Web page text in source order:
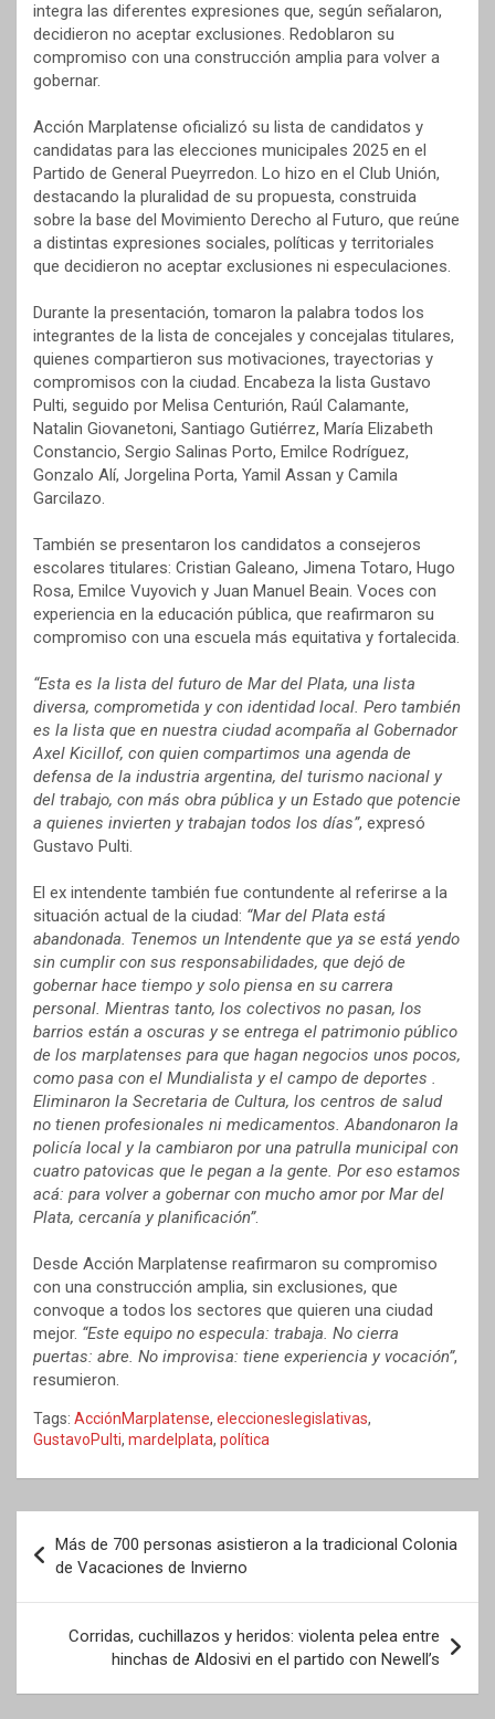
integra las diferentes expresiones que, según señalaron,
decidieron no aceptar exclusiones. Redoblaron su
compromiso con una construcción amplia para volver a
gobernar.
Acción Marplatense oficializó su lista de candidatos y
candidatas para las elecciones municipales 2025 en el
Partido de General Pueyrredon. Lo hizo en el Club Unión,
destacando la pluralidad de su propuesta, construida
sobre la base del Movimiento Derecho al Futuro, que reúne
a distintas expresiones sociales, políticas y territoriales
que decidieron no aceptar exclusiones ni especulaciones.
Durante la presentación, tomaron la palabra todos los
integrantes de la lista de concejales y concejalas titulares,
quienes compartieron sus motivaciones, trayectorias y
compromisos con la ciudad. Encabeza la lista Gustavo
Pulti, seguido por Melisa Centurión, Raúl Calamante,
Natalin Giovanetoni, Santiago Gutiérrez, María Elizabeth
Constancio, Sergio Salinas Porto, Emilce Rodríguez,
Gonzalo Alí, Jorgelina Porta, Yamil Assan y Camila
Garcilazo.
También se presentaron los candidatos a consejeros
escolares titulares: Cristian Galeano, Jimena Totaro, Hugo
Rosa, Emilce Vuyovich y Juan Manuel Beain. Voces con
experiencia en la educación pública, que reafirmaron su
compromiso con una escuela más equitativa y fortalecida.
“Esta es la lista del futuro de Mar del Plata, una lista
diversa, comprometida y con identidad local. Pero también
es la lista que en nuestra ciudad acompaña al Gobernador
Axel Kicillof, con quien compartimos una agenda de
defensa de la industria argentina, del turismo nacional y
del trabajo, con más obra pública y un Estado que potencie
a quienes invierten y trabajan todos los días”, expresó
Gustavo Pulti.
El ex intendente también fue contundente al referirse a la
situación actual de la ciudad: “Mar del Plata está
abandonada. Tenemos un Intendente que ya se está yendo
sin cumplir con sus responsabilidades, que dejó de
gobernar hace tiempo y solo piensa en su carrera
personal. Mientras tanto, los colectivos no pasan, los
barrios están a oscuras y se entrega el patrimonio público
de los marplatenses para que hagan negocios unos pocos,
como pasa con el Mundialista y el campo de deportes .
Eliminaron la Secretaria de Cultura, los centros de salud
no tienen profesionales ni medicamentos. Abandonaron la
policía local y la cambiaron por una patrulla municipal con
cuatro patovicas que le pegan a la gente. Por eso estamos
acá: para volver a gobernar con mucho amor por Mar del
Plata, cercanía y planificación”.
Desde Acción Marplatense reafirmaron su compromiso
con una construcción amplia, sin exclusiones, que
convoque a todos los sectores que quieren una ciudad
mejor. “Este equipo no especula: trabaja. No cierra
puertas: abre. No improvisa: tiene experiencia y vocación”,
resumieron.
Tags: AcciónMarplatense, eleccioneslegislativas,
GustavoPulti, mardelplata, política
de
entradas
Más de 700 personas asistieron a la tradicional Colonia
de Vacaciones de Invierno
Corridas, cuchillazos y heridos: violenta pelea entre
hinchas de Aldosivi en el partido con Newell’s